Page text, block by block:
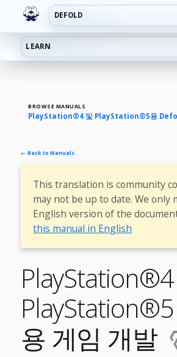
DEFOLD
LEARN
BROWSE MANUALS
PlayStation®4 및 PlayStation®5용
← Back to Manuals
This translation is community
may not be up to date. We only
English version of the
this manual in English
용 게임 개발